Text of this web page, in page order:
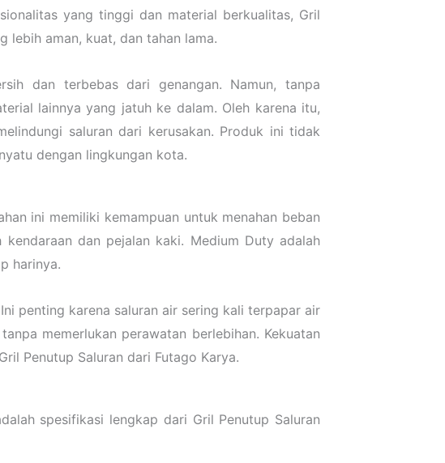
yang tinggi dan material berkualitas, Gril
lebih aman, kuat, dan tahan lama.
dan terbebas dari genangan. Namun, tanpa
lainnya yang jatuh ke dalam. Oleh karena itu,
saluran dari kerusakan. Produk ini tidak
dengan lingkungan kota.
ini memiliki kemampuan untuk menahan beban
dan pejalan kaki. Medium Duty adalah
harinya.
penting karena saluran air sering kali terpapar air
memerlukan perawatan berlebihan. Kekuatan
Penutup Saluran dari Futago Karya.
spesifikasi lengkap dari Gril Penutup Saluran